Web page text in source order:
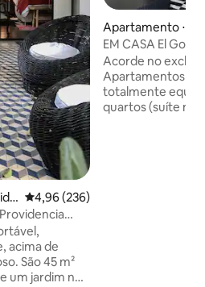
4,96 de uma avaliação média de
4,96 (236)
beleza total
acima de
m²
um jardim no
Apartamento ⋅
EM CASA El Golf
Acorde no
Apartamentos
totalmente equipados.
quartos (suíte